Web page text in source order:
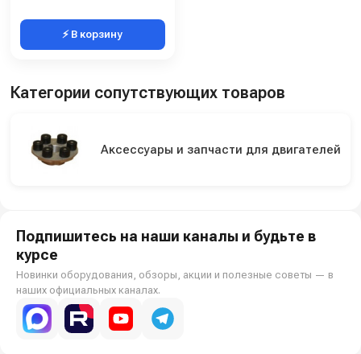
⚡ В корзину
Категории сопутствующих товаров
Аксессуары и запчасти для двигателей
Подпишитесь на наши каналы и будьте в
курсе
Новинки оборудования, обзоры, акции и полезные советы — в
наших официальных каналах.